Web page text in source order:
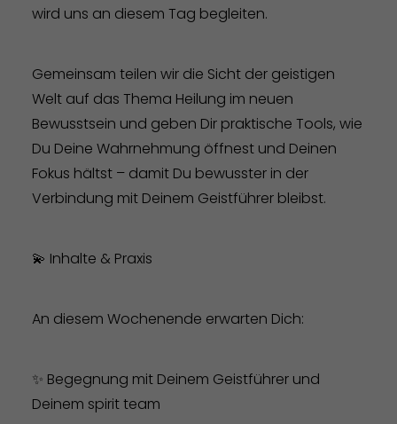
wird uns an diesem Tag begleiten.
Gemeinsam teilen wir die Sicht der geistigen
Welt auf das Thema Heilung im neuen
Bewusstsein und geben Dir praktische Tools, wie
Du Deine Wahrnehmung öffnest und Deinen
Fokus hältst – damit Du bewusster in der
Verbindung mit Deinem Geistführer bleibst.
💫 Inhalte & Praxis
An diesem Wochenende erwarten Dich:
✨ Begegnung mit Deinem Geistführer und
Deinem spirit team